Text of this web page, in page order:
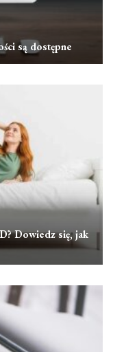
są dostępne
Dowiedz się, jak